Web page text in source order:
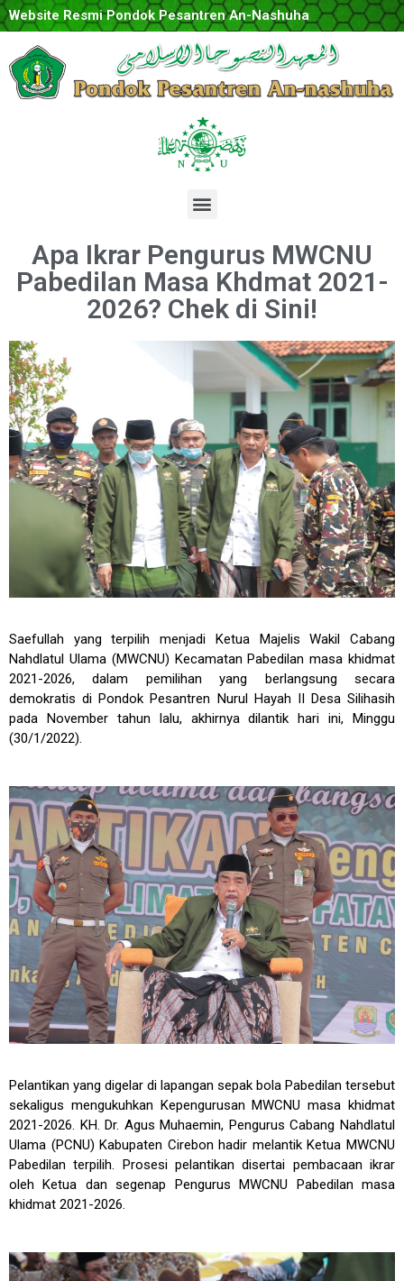
Website Resmi Pondok Pesantren An-Nashuha
Apa Ikrar Pengurus MWCNU
Pabedilan Masa Khdmat 2021-
2026? Chek di Sini!
Saefullah yang terpilih menjadi Ketua Majelis Wakil Cabang
Nahdlatul Ulama (MWCNU) Kecamatan Pabedilan masa khidmat
2021-2026, dalam pemilihan yang berlangsung secara
demokratis di Pondok Pesantren Nurul Hayah II Desa Silihasih
pada November tahun lalu, akhirnya dilantik hari ini, Minggu
(30/1/2022).
Pelantikan yang digelar di lapangan sepak bola Pabedilan tersebut
sekaligus mengukuhkan Kepengurusan MWCNU masa khidmat
2021-2026. KH. Dr. Agus Muhaemin, Pengurus Cabang Nahdlatul
Ulama (PCNU) Kabupaten Cirebon hadir melantik Ketua MWCNU
Pabedilan terpilih. Prosesi pelantikan disertai pembacaan ikrar
oleh Ketua dan segenap Pengurus MWCNU Pabedilan masa
khidmat 2021-2026.